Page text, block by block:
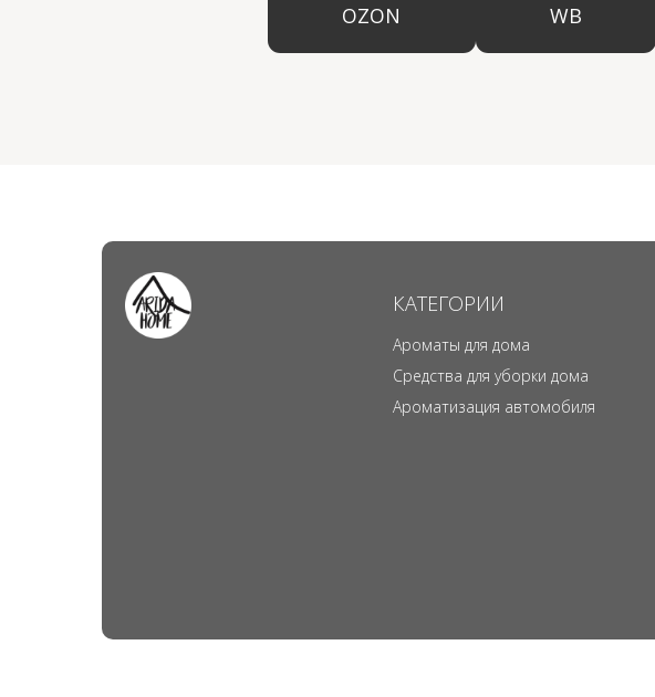
КАТЕГОРИИ
Ароматы для дома
Ароматизация автомобиля
Средства для уборки дома